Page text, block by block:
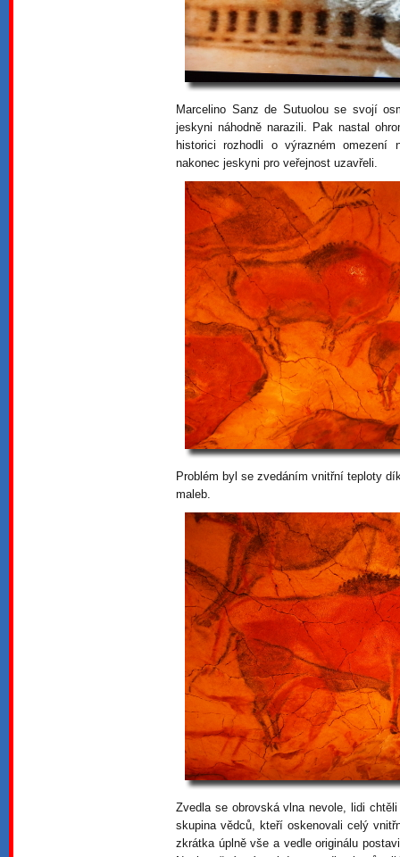
Marcelino Sanz de Sutuolou se svojí
jeskyni náhodně narazili. Pak nastal
historici rozhodli o výrazném omezení
nakonec jeskyni pro veřejnost uzavřeli.
Problém byl se zvedáním vnitřní teploty
maleb.
Zvedla se obrovská vlna nevole, lidi
skupina vědců, kteří oskenovali celý
zkrátka úplně vše a vedle originálu